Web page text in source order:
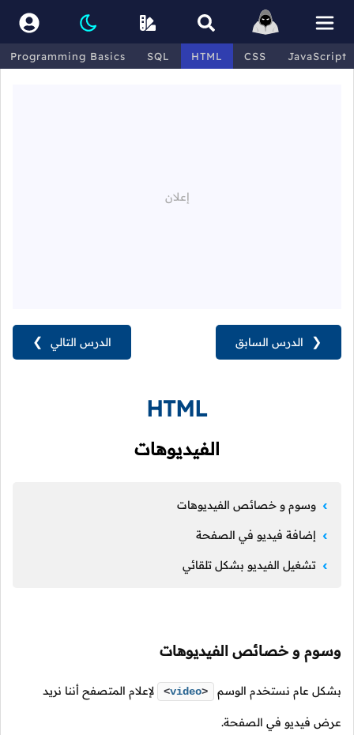
Programming Basics SQL HTML CSS JavaScript
الدرس التالي ❯ ❮ الدرس السابق
HTML
الفيديوهات
وسوم و خصائص الفيديوهات
إضافة فيديو في الصفحة
تشغيل الفيديو بشكل تلقائي
وسوم و خصائص الفيديوهات
بشكل عام نستخدم الوسم <video> لإعلام المتصفح أننا نريد
عرض فيديو في الصفحة.